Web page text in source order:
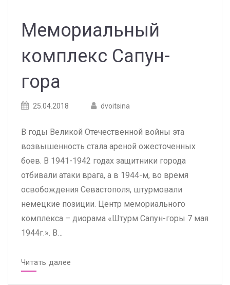
Мемориальный
комплекс Сапун-
гора
Posted25.04.2018
Posteddvoitsina
В годы Великой Отечественной войны эта
возвышенность стала ареной ожесточенных
боев. В 1941-1942 годах защитники города
отбивали атаки врага, а в 1944-м, во время
освобождения Севастополя, штурмовали
немецкие позиции. Центр мемориального
комплекса – диорама «Штурм Сапун-горы 7 мая
1944г.». В…
Читать далее